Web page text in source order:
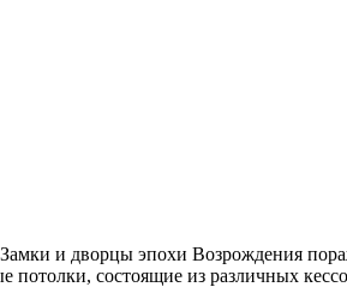
и дворцы эпохи Возрождения
потолки, состоящие из различных